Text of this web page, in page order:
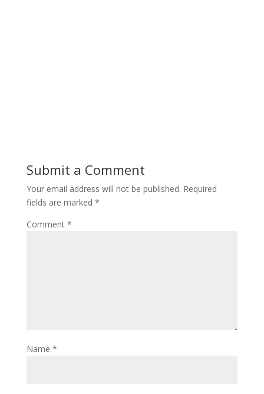
Submit a Comment
Your email address will not be published. Required
fields are marked *
Comment *
Name *